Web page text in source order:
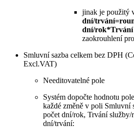
jinak je použitý
dní/
dní/rok*Trvání
zaokrouhlení
Smluvní sazba celkem bez DPH
Excl.VAT)
Needitovatelné pole
Systém dopočte hodnotu
každé změně v poli Smluvní
počet dní/rok, Trvání
dní/trvání: